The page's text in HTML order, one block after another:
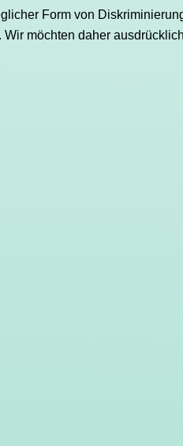
Form von
möchten daher ausdrücklich